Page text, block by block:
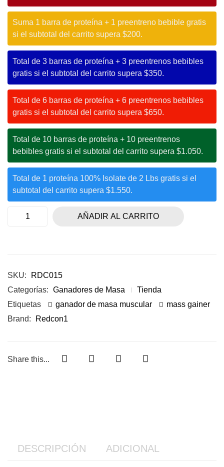
Suma 1 barra de proteína + 1 preentreno bebible gratis
si el subtotal del carrito supera $200.
Total de 3 barras de proteína + 3 preentrenos bebibles
gratis si el subtotal del carrito supera $350.
Total de 6 barras de proteína + 6 preentrenos bebibles
gratis si el subtotal del carrito supera $650.
Total de 10 barras de proteína + 10 preentrenos
bebibles gratis si el subtotal del carrito supera $1.050.
Total de 1 proteína 100% Isolate de 2 Lbs gratis si el
subtotal del carrito supera $1.550.
AÑADIR AL CARRITO
SKU:
RDC015
Categorías: Ganadores de Masa
Tienda
Etiquetas
ganador de masa muscular
mass gainer
Brand:
Redcon1
Share this...
DESCRIPCIÓN ADICIONAL